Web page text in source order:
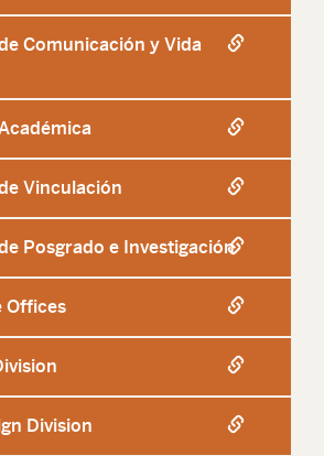
Comunicación y Vida
Vinculación
Posgrado e Investigación
Offices
Division